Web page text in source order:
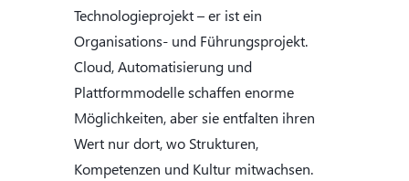
Technologieprojekt – er ist ein
Organisations- und Führungsprojekt.
Cloud, Automatisierung und
Plattformmodelle schaffen enorme
Möglichkeiten, aber sie entfalten ihren
Wert nur dort, wo Strukturen,
Kompetenzen und Kultur mitwachsen.